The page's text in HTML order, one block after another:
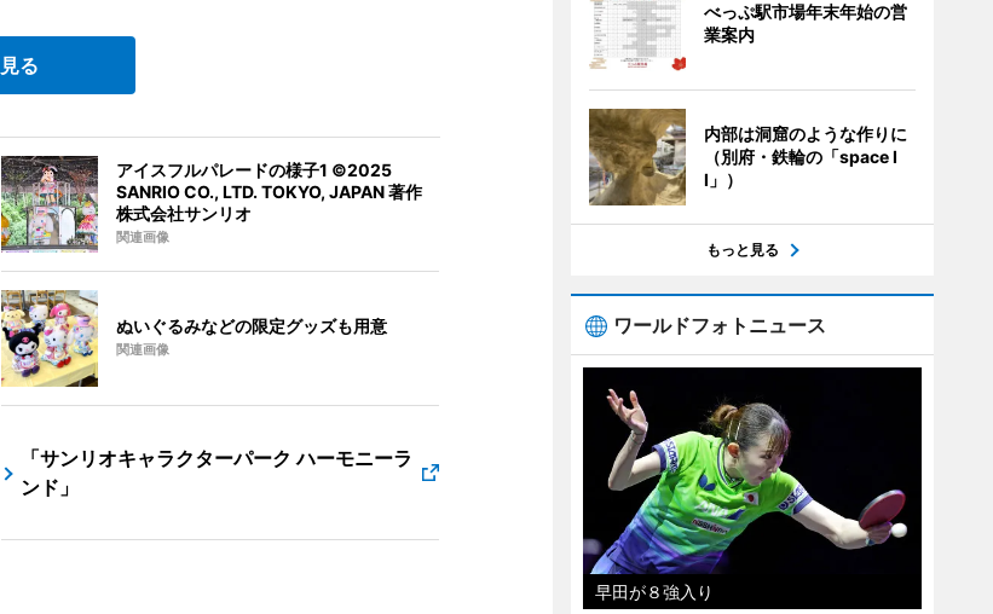
る
アイスフルパレードの様子1 ©2025
SANRIO CO., LTD. TOKYO, JAPAN 著作
株式会社サンリオ
関連画像
ぬいぐるみなどの限定グッズも用意
関連画像
「サンリオキャラクターパーク ハーモニーラ
ンド」
べっぷ駅市場年末年始の営
業案内
内部は洞窟のような作りに
（別府・鉄輪の「space I
I」）
もっと見る
ワールドフォトニュース
早田が８強入り